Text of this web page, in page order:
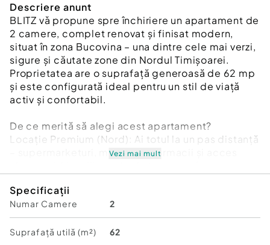
Descriere anunt
BLITZ vǎ propune spre închiriere un apartament de
2 camere, complet renovat și finisat modern,
situat în zona Bucovina – una dintre cele mai verzi,
sigure și căutate zone din Nordul Timișoarei.
Proprietatea are o suprafață generoasă de 62 mp
și este configurată ideal pentru un stil de viață
activ și confortabil.
De ce merită să alegi acest apartament?
Locație Premium (Nord): Ai totul la un pas distanță
– supermarketuri, magazine, farmacii și acces
asigurat prin centrală proprie pe gaz (facturi
optimizate în sistem individual) și aer condiționat
pentru zilele toride.
Spațiu exterior: Te bucuri de o terasă spațioasă,
Vezi mai mult
Specificații
Numar Camere 2
Suprafață utilă (m²) 62